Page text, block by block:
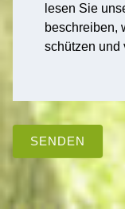
lesen Sie
beschreiben,
schützen und
SENDEN